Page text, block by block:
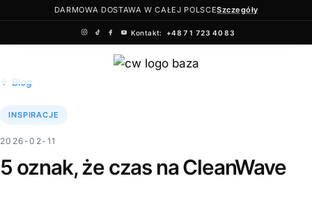
do
DARMOWA DOSTAWA W CAŁEJ POLSCESzczegóły
Kontakt: +48 71 723 40 83
← Blog
INSPIRACJE
2026-02-11
5 oznak, że czas na CleanWave